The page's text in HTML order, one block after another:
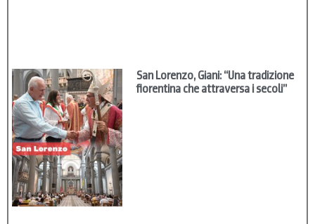
San Lorenzo, Giani: “Una tradizione
fiorentina che attraversa i secoli”